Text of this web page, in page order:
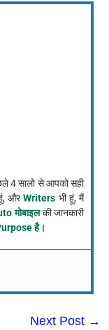
4 सालो से आपको सही
औरWriters भी हूं, मैं
मोबाइलकी जानकारी
है।
Next Post →